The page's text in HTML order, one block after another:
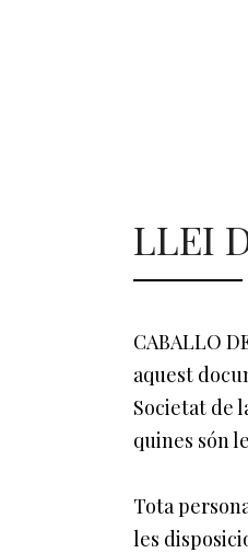
LLEI
CABALLO
aquest
Societat de
quines són
Tota
les